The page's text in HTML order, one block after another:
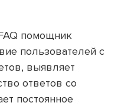
помощник
пользователей с
выявляет
ответов со
постоянное